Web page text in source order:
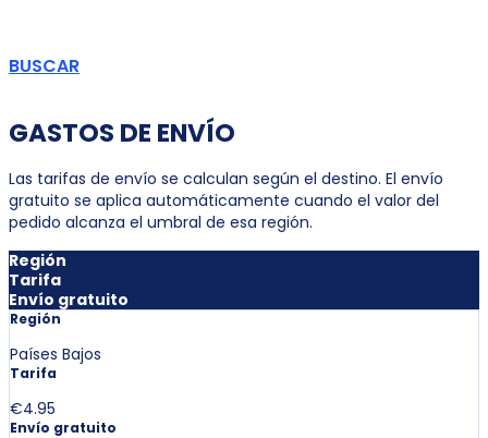
BUSCAR
GASTOS DE ENVÍO
Las tarifas de envío se calculan según el destino. El envío
gratuito se aplica automáticamente cuando el valor del
pedido alcanza el umbral de esa región.
Región
Tarifa
Envío gratuito
Región
Países Bajos
Tarifa
€4.95
Envío gratuito